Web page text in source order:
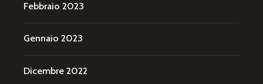
Febbraio 2023
Gennaio 2023
Dicembre 2022